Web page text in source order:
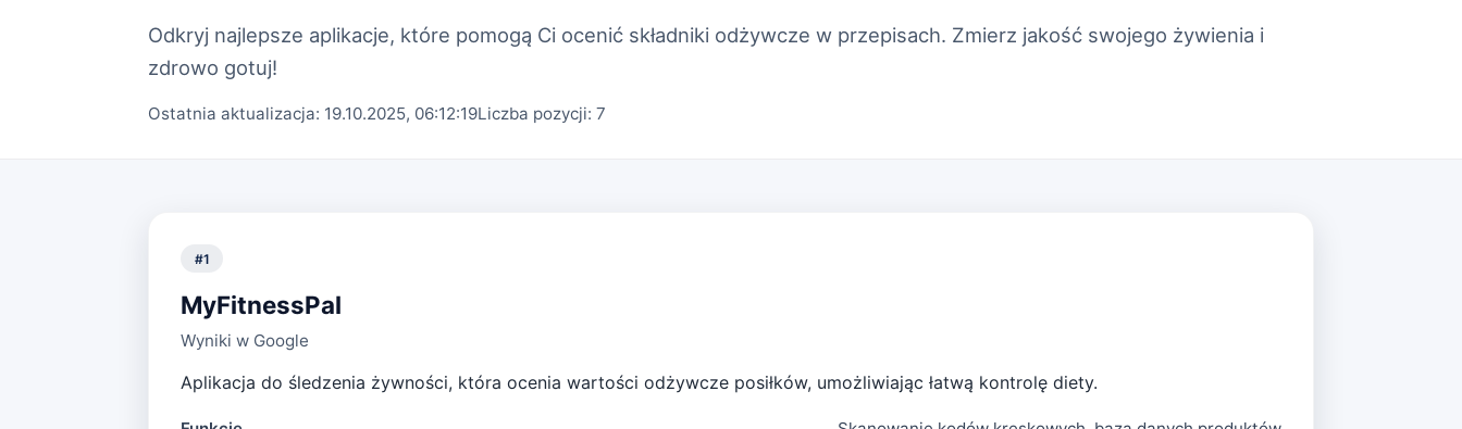
Odkryj najlepsze aplikacje, które pomogą Ci ocenić składniki odżywcze w przepisach. Zmierz jakość swojego żywienia i
zdrowo gotuj!
Ostatnia aktualizacja: 19.10.2025, 06:12:19Liczba pozycji: 7
#1
MyFitnessPal
Wyniki w Google
Aplikacja do śledzenia żywności, która ocenia wartości odżywcze posiłków, umożliwiając łatwą kontrolę diety.